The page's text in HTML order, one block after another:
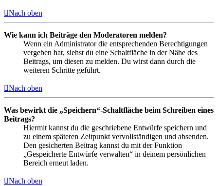
Nach oben
Wie kann ich Beiträge den Moderatoren melden?
Wenn ein Administrator die entsprechenden Berechtigungen
vergeben hat, siehst du eine Schaltfläche in der Nähe des
Beitrags, um diesen zu melden. Du wirst dann durch die
weiteren Schritte geführt.
Nach oben
Was bewirkt die „Speichern“-Schaltfläche beim Schreiben eines
Beitrags?
Hiermit kannst du die geschriebene Entwürfe speichern und
zu einem späteren Zeitpunkt vervollständigen und absenden.
Den gesicherten Beitrag kannst du mit der Funktion
„Gespeicherte Entwürfe verwalten“ in deinem persönlichen
Bereich erneut laden.
Nach oben